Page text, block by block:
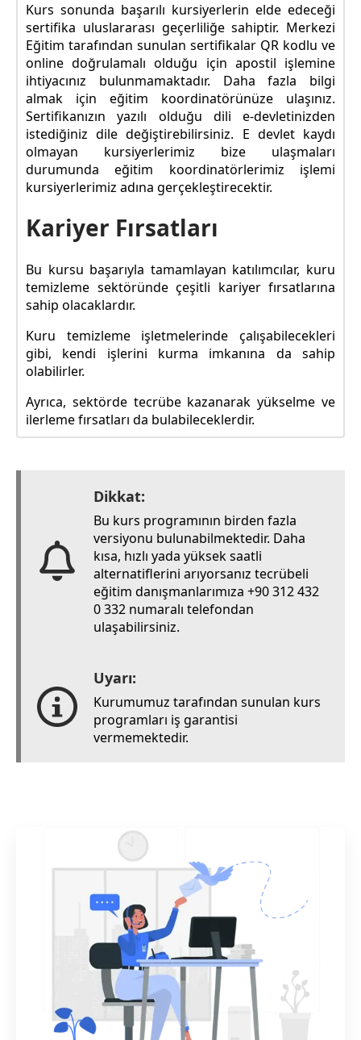
Kurs sonunda başarılı kursiyerlerin elde edeceği
sertifika uluslararası geçerliliğe sahiptir. Merkezi
Eğitim tarafından sunulan sertifikalar QR kodlu ve
online doğrulamalı olduğu için apostil işlemine
ihtiyacınız bulunmamaktadır. Daha fazla bilgi
almak için eğitim koordinatörünüze ulaşınız.
Sertifikanızın yazılı olduğu dili e-devletinizden
istediğiniz dile değiştirebilirsiniz. E devlet kaydı
olmayan kursiyerlerimiz bize ulaşmaları
durumunda eğitim koordinatörlerimiz işlemi
kursiyerlerimiz adına gerçekleştirecektir.
Kariyer Fırsatları
Bu kursu başarıyla tamamlayan katılımcılar, kuru
temizleme sektöründe çeşitli kariyer fırsatlarına
sahip olacaklardır.
Kuru temizleme işletmelerinde çalışabilecekleri
gibi, kendi işlerini kurma imkanına da sahip
olabilirler.
Ayrıca, sektörde tecrübe kazanarak yükselme ve
ilerleme fırsatları da bulabileceklerdir.
Dikkat:
Bu kurs programının birden fazla
versiyonu bulunabilmektedir. Daha
kısa, hızlı yada yüksek saatli
alternatiflerini arıyorsanız tecrübeli
eğitim danışmanlarımıza +90 312 432
0 332 numaralı telefondan
ulaşabilirsiniz.
Uyarı:
Kurumumuz tarafından sunulan kurs
programları iş garantisi
vermemektedir.